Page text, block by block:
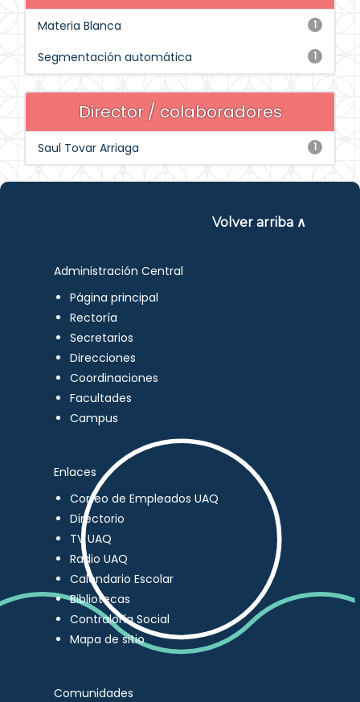
1
Materia Blanca
1
Segmentación automática
Director / colaboradores
1
Saul Tovar Arriaga
Volver arriba ∧
Administración Central
Página principal
Rectoría
Secretarios
Direcciones
Coordinaciones
Facultades
Campus
Enlaces
Correo de Empleados UAQ
Directorio
TV UAQ
Radio UAQ
Calendario Escolar
Bibliotecas
Contraloría Social
Mapa de sitio
Comunidades